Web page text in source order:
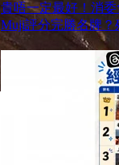
貴唔一定最好！消委
Muji評分完勝名牌